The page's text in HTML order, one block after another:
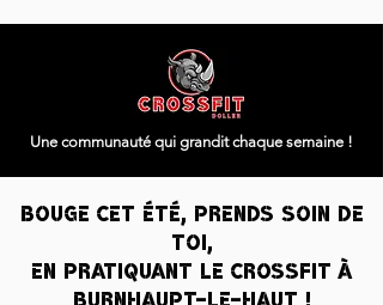
Une communauté qui grandit chaque semaine !
Bouge cet été, prends soin de
toi,
en pratiquant le CrossFit à